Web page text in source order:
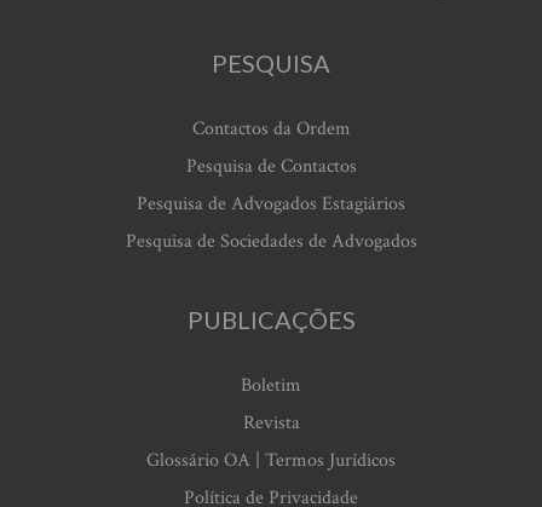
PESQUISA
Contactos da Ordem
Pesquisa de Contactos
Pesquisa de Advogados Estagiários
Pesquisa de Sociedades de Advogados
PUBLICAÇÕES
Boletim
Revista
Glossário OA | Termos Jurídicos
Política de Privacidade